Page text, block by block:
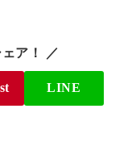
ア！ ／
LINE